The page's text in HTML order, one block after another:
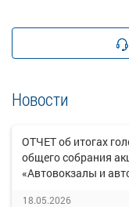
Новости
ОТЧЕТ об итогах
общего собрания
«Автовокзалы и
18.05.2026